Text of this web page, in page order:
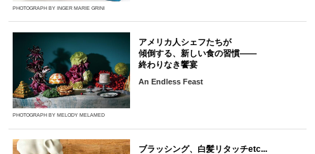
PHOTOGRAPH BY INGER MARIE GRINI
PHOTOGRAPH BY MELODY MELAMED
アメリカ人シェフたちが
傾倒する、新しい食の習慣――
終わりなき饗宴
An Endless Feast
ブラッシング、白髪リタッチetc...